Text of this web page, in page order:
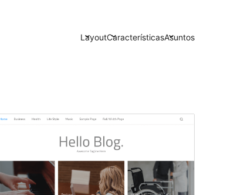
LayoutCaracterísticasAsuntos